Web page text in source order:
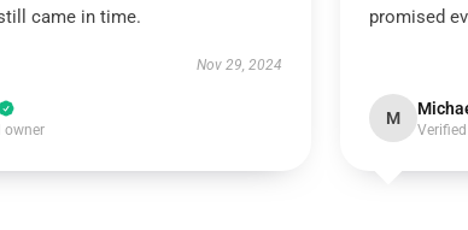
came in time.
Nov 29, 2024
owner
promised
M